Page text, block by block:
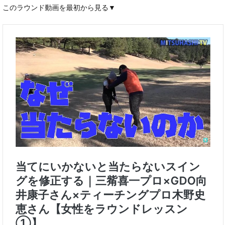
このラウンド動画を最初から見る▼